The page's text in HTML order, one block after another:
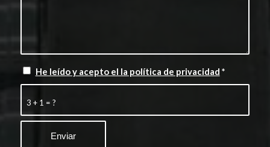
He leído y acepto el la política de privacidad *
3 + 1 = ?